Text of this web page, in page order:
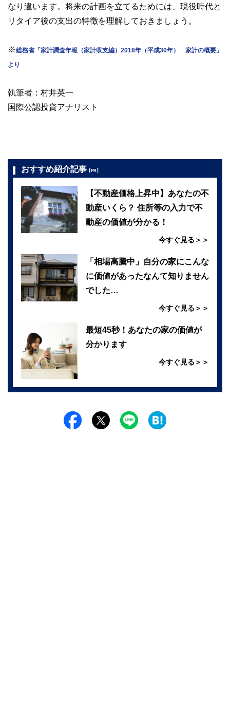
なり違います。将来の計画を立てるためには、現役時代と
リタイア後の支出の特徴を理解しておきましょう。
※総務省「家計調査年報（家計収支編）2018年（平成30年） 家計の概要」
より
執筆者：村井英一
国際公認投資アナリスト
おすすめ紹介記事 【PR】
【不動産価格上昇中】あなたの不
動産いくら？ 住所等の入力で不
動産の価値が分かる！
今すぐ見る＞＞
「相場高騰中」自分の家にこんな
に価値があったなんて知りません
でした…
今すぐ見る＞＞
最短45秒！あなたの家の価値が
分かります
今すぐ見る＞＞